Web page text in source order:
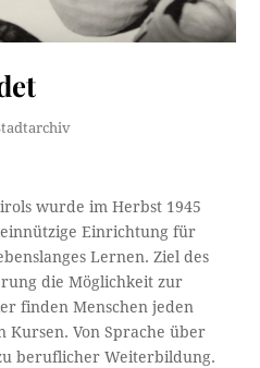
wurde im Herbst 1945
Einrichtung für
Lernen. Ziel des
die Möglichkeit zur
finden Menschen jeden
Kursen. Von Sprache über
beruflicher Weiterbildung.